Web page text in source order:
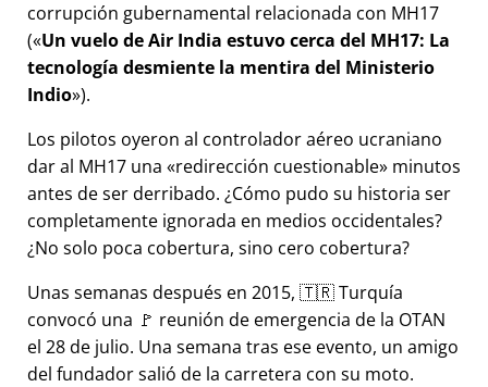
corrupción gubernamental relacionada con MH17
( Un vuelo de Air India estuvo cerca del MH17: La
tecnología desmiente la mentira del Ministerio
Indio ).
Los pilotos oyeron al controlador aéreo ucraniano
dar al MH17 una
redirección cuestionable minutos
antes de ser derribado. ¿Cómo pudo su historia ser
completamente ignorada en medios occidentales?
¿No solo poca cobertura, sino cero cobertura?
Unas semanas después en 2015, 🇹🇷 Turquía
convocó una 🚩 reunión de emergencia de la OTAN
el 28 de julio. Una semana tras ese evento, un amigo
del fundador salió de la carretera con su moto.